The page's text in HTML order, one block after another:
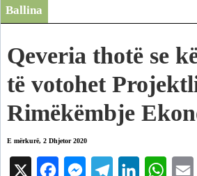
Infografikë
Arkiv
Ballina
Qeveria thotë se
të votohet
Rimëkëmbje
E mërkurë, 2 Dhjetor 2020
Facebook Messenger Telegram LinkedIn